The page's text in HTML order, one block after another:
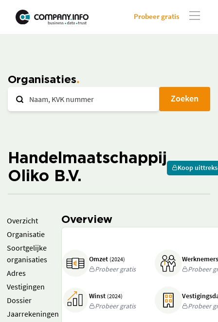
Probeer gratis
Organisaties
Zoeken
Handelmaatschappij
Oliko B.V.
Koop
Overzicht
Organisatie
Soortgelijke
organisaties
Adres
Vestigingen
Dossier
Jaarrekeningen
Overview
Omzet (2024)
Probeer gratis
Probeer
Winst (2024)
Probeer gratis
Probeer